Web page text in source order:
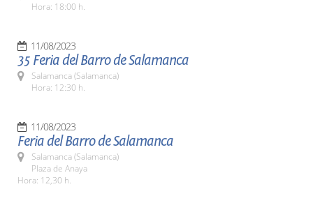
Hora: 18:00 h.
11/08/2023
35 Feria del Barro de Salamanca
Salamanca (Salamanca)
Hora: 12:30 h.
11/08/2023
Feria del Barro de Salamanca
Salamanca (Salamanca)
Plaza de Anaya
Hora: 12,30 h.